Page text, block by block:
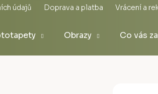
údajů Doprava a platba Vrácení a
Obrazy Co vás